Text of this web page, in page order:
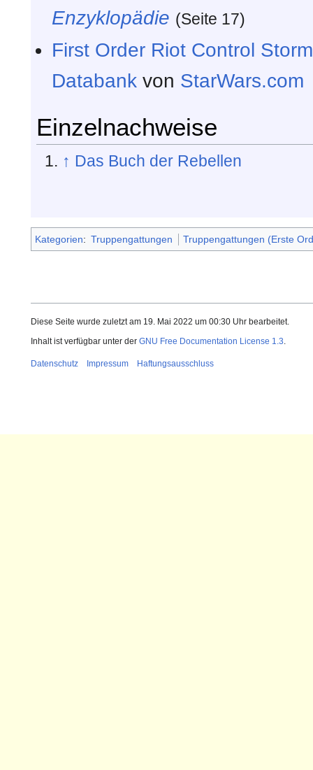
Enzyklopädie (Seite 17)
First Order Riot Control
Databank von StarWars.com
Einzelnachweise
↑ Das Buch der Rebellen
Kategorien: Truppengattungen Truppengattungen (Erste
Diese Seite wurde zuletzt am 19. Mai 2022 um 00:30 Uhr bearbeitet.
Inhalt ist verfügbar unter der GNU Free Documentation License 1.3.
Datenschutz Impressum Haftungsausschluss